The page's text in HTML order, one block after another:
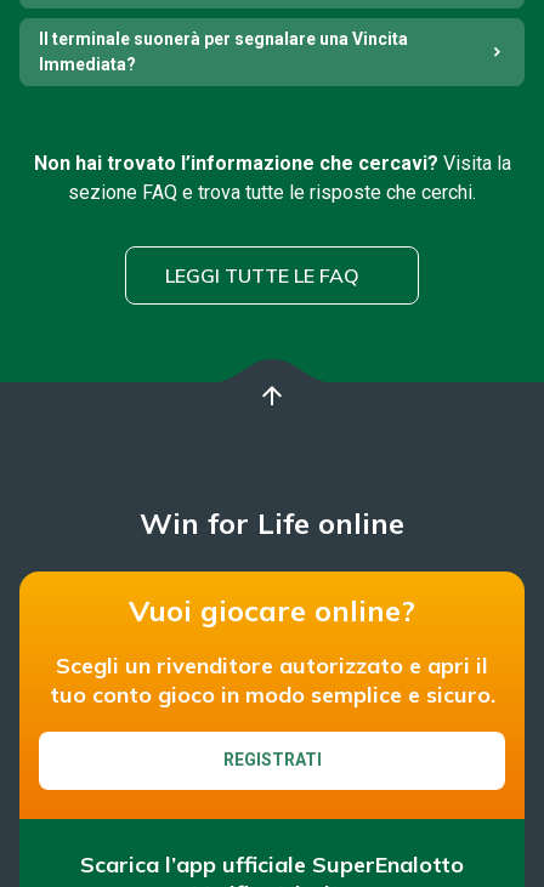
Il terminale suonerà per segnalare una Vincita
Immediata?
Non hai trovato l’informazione che cercavi? Visita la
sezione FAQ e trova tutte le risposte che cerchi.
LEGGI TUTTE LE FAQ
arrow_upward
Win for Life online
Vuoi giocare online?
Scegli un rivenditore autorizzato e apri il
tuo conto gioco in modo semplice e sicuro.
REGISTRATI
Scarica l’app ufficiale SuperEnalotto